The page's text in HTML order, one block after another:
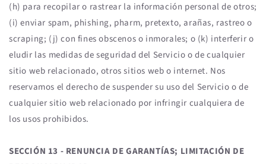
(h) para recopilar o rastrear la información personal de otros;
(i) enviar spam, phishing, pharm, pretexto, arañas, rastreo o
scraping; (j) con fines obscenos o inmorales; o (k) interferir o
eludir las medidas de seguridad del Servicio o de cualquier
sitio web relacionado, otros sitios web o internet. Nos
reservamos el derecho de suspender su uso del Servicio o de
cualquier sitio web relacionado por infringir cualquiera de
los usos prohibidos.
SECCIÓN 13 - RENUNCIA DE GARANTÍAS; LIMITACIÓN DE